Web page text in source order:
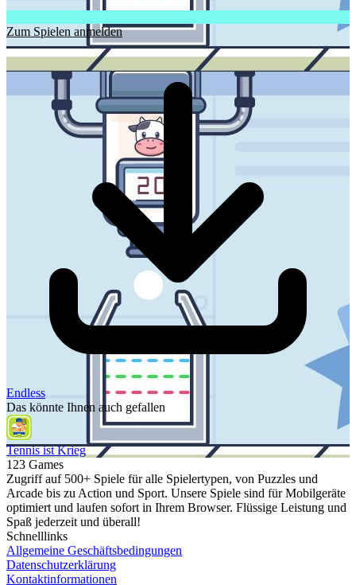
Zum Spielen anmelden
Endless
Das könnte Ihnen auch gefallen
Tennis ist Krieg
123 Games
Zugriff auf 500+ Spiele für alle Spielertypen, von Puzzles und
Arcade bis zu Action und Sport. Unsere Spiele sind für Mobilgeräte
optimiert und laufen sofort in Ihrem Browser. Flüssige Leistung und
Spaß jederzeit und überall!
Schnelllinks
Allgemeine Geschäftsbedingungen
Datenschutzerklärung
Kontaktinformationen